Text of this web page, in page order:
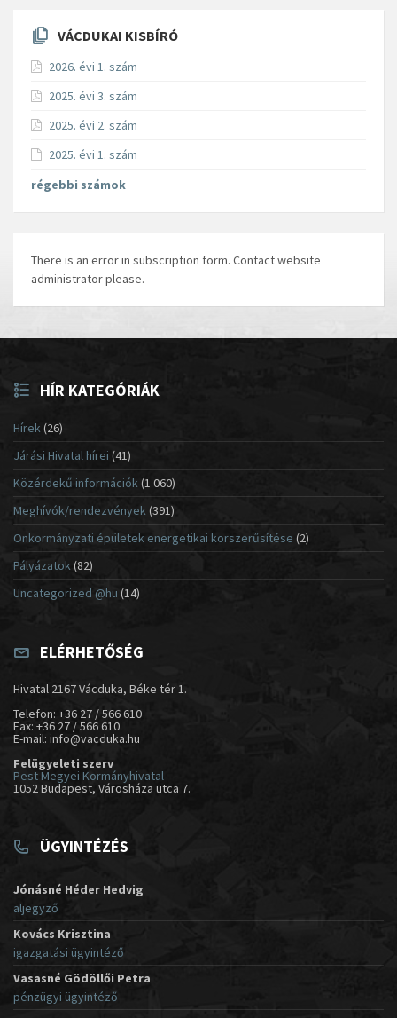
VÁCDUKAI KISBÍRÓ
2026. évi 1. szám
2025. évi 3. szám
2025. évi 2. szám
2025. évi 1. szám
régebbi számok
There is an error in subscription form. Contact website
administrator please.
HÍR KATEGÓRIÁK
Hírek(26)
Járási Hivatal hírei (41)
Közérdekű információk(1 060)
Meghívók/rendezvények (391)
Önkormányzati épületek energetikai korszerűsítése (2)
Pályázatok (82)
Uncategorized @hu (14)
ELÉRHETŐSÉG
Hivatal 2167 Vácduka, Béke tér 1.
Telefon: +36 27 / 566 610
Fax: +36 27 / 566 610
E-mail: info@vacduka.hu
Felügyeleti szerv
Pest Megyei Kormányhivatal
1052 Budapest, Városháza utca 7.
ÜGYINTÉZÉS
Jónásné Héder Hedvig
aljegyző
Kovács Krisztina
igazgatási ügyintéző
Vasasné Gödöllői Petra
pénzügyi ügyintéző